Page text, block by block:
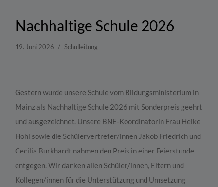
Nachhaltige Schule 2026
19. Juni 2026 Schulleitung
Gestern wurde unsere Schule vom Bildungsministerium in
Mainz als Nachhaltige Schule 2026 mit Sonderpreis geehrt
und ausgezeichnet. Unsere BNE-Koordinatorin Frau Heike
Hohl sowie die Schülervertreter/innen Jakob Friedrich und
Cecilia Burkhardt nahmen den Preis in einer Feierstunde
entgegen. Wir danken allen Schüler/innen, Eltern und
Kollegen/innen für die Unterstützung und Umsetzung